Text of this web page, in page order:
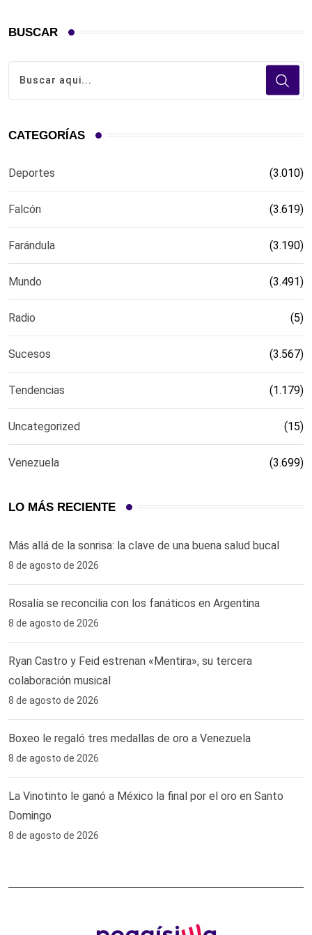
BUSCAR
CATEGORÍAS
Deportes (3.010)
Falcón (3.619)
Farándula (3.190)
Mundo (3.491)
Radio (5)
Sucesos (3.567)
Tendencias (1.179)
Uncategorized (15)
Venezuela (3.699)
LO MÁS RECIENTE
Más allá de la sonrisa: la clave de una buena salud bucal
8 de agosto de 2026
Rosalía se reconcilia con los fanáticos en Argentina
8 de agosto de 2026
Ryan Castro y Feid estrenan «Mentira», su tercera
colaboración musical
8 de agosto de 2026
Boxeo le regaló tres medallas de oro a Venezuela
8 de agosto de 2026
La Vinotinto le ganó a México la final por el oro en Santo
Domingo
8 de agosto de 2026